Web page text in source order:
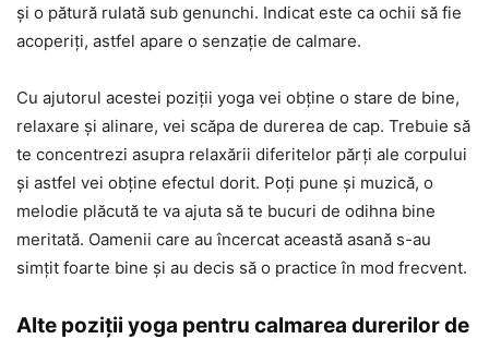
și o pătură rulată sub genunchi. Indicat este ca ochii să fie
acoperiți, astfel apare o senzație de calmare.
Cu ajutorul acestei poziții yoga vei obține o stare de bine,
relaxare și alinare, vei scăpa de durerea de cap. Trebuie să
te concentrezi asupra relaxării diferitelor părți ale corpului
și astfel vei obține efectul dorit. Poți pune și muzică, o
melodie plăcută te va ajuta să te bucuri de odihna bine
meritată. Oamenii care au încercat această asană s-au
simțit foarte bine și au decis să o practice în mod frecvent.
Alte poziții yoga pentru calmarea durerilor de